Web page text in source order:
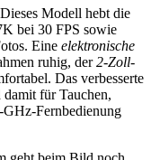
Modell hebt die
bei 30 FPS sowie
Eine elektronische
ruhig, der2-Zoll-
Das verbesserte
damit für Tauchen,
GHz-Fernbedienung